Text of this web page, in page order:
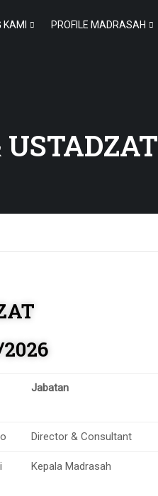
PROFILE MADRASAH
Jabatan
Director & Consultant
Kepala Madrasah